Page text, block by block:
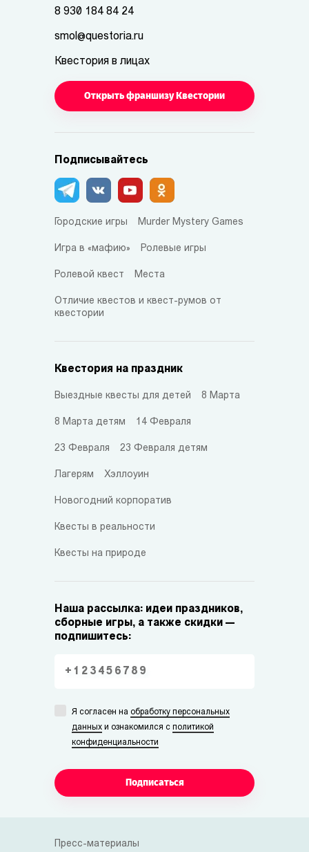
8 930 184 84 24
smol@questoria.ru
Квестория в лицах
Открыть франшизу Квестории
Подписывайтесь
Городские игры Murder Mystery Games
Игра в «мафию» Ролевые игры
Ролевой квест Места
Отличие квестов и квест-румов от
квестории
Квестория на праздник
Выездные квесты для детей 8 Марта
8 Марта детям 14 Февраля
23 Февраля 23 Февраля детям
Лагерям Хэллоуин
Новогодний корпоратив
Квесты в реальности
Квесты на природе
Наша рассылка: идеи праздников,
сборные игры, а также скидки —
подпишитесь:
Я согласен на обработку персональных
данных и ознакомился с политикой
конфиденциальности
Подписаться
Пресс-материалы